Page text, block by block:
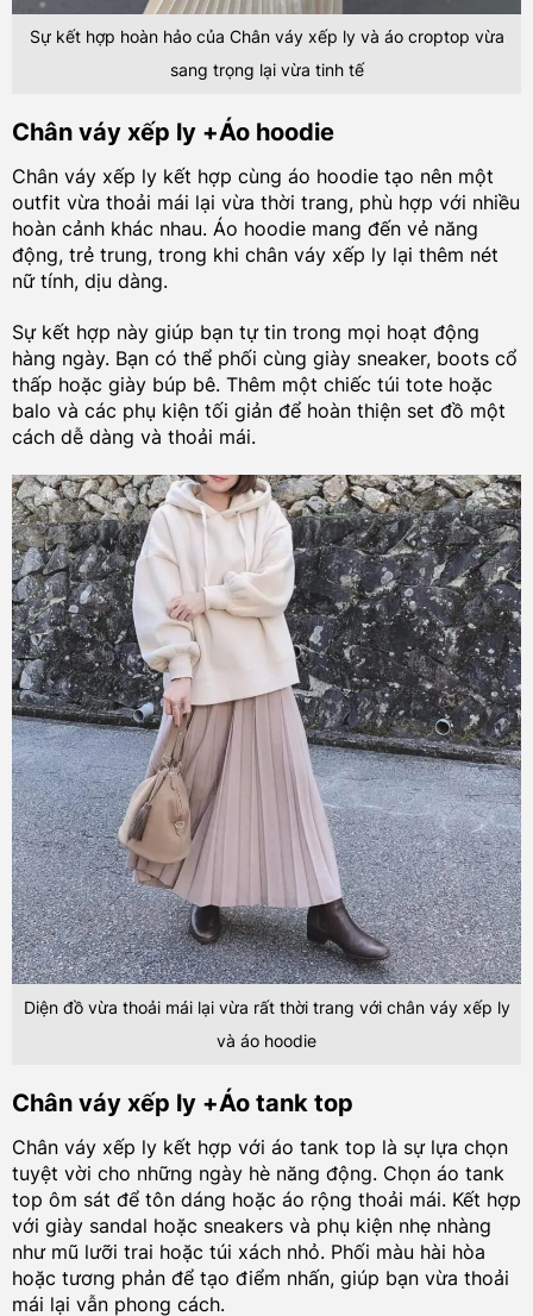
Sự kết hợp hoàn hảo của Chân váy xếp ly và áo croptop vừa
sang trọng lại vừa tinh tế
Chân váy xếp ly +Áo hoodie
Chân váy xếp ly kết hợp cùng áo hoodie tạo nên một
outfit vừa thoải mái lại vừa thời trang, phù hợp với nhiều
hoàn cảnh khác nhau. Áo hoodie mang đến vẻ năng
động, trẻ trung, trong khi chân váy xếp ly lại thêm nét
nữ tính, dịu dàng.
Sự kết hợp này giúp bạn tự tin trong mọi hoạt động
hàng ngày. Bạn có thể phối cùng giày sneaker, boots cổ
thấp hoặc giày búp bê. Thêm một chiếc túi tote hoặc
balo và các phụ kiện tối giản để hoàn thiện set đồ một
cách dễ dàng và thoải mái.
Diện đồ vừa thoải mái lại vừa rất thời trang với chân váy xếp ly
và áo hoodie
Chân váy xếp ly +Áo tank top
Chân váy xếp ly kết hợp với áo tank top là sự lựa chọn
tuyệt vời cho những ngày hè năng động. Chọn áo tank
top ôm sát để tôn dáng hoặc áo rộng thoải mái. Kết hợp
với giày sandal hoặc sneakers và phụ kiện nhẹ nhàng
như mũ lưỡi trai hoặc túi xách nhỏ. Phối màu hài hòa
hoặc tương phản để tạo điểm nhấn, giúp bạn vừa thoải
mái lại vẫn phong cách.